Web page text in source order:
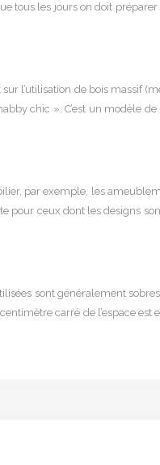
tous les jours on doit
l’utilisation de bois
chic ». C’est un modèle
par exemple, les
ceux dont les designs
sont généralement
carré de l’espace